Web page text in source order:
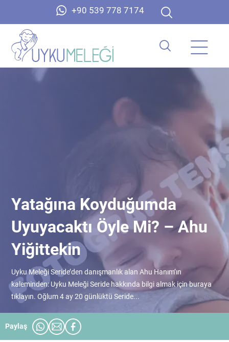
+90 539 778 7174
Yatağına Koyduğumda
Uyuyacaktı Öyle Mi? – Ahu
Yiğittekin
Uyku Meleği Seride’den danışmanlık alan Ahu Hanım’ın
kaleminden: Uyku Meleği Seride hakkında bilgi almak için buraya
tıklayın. Oğlum 4 ay 20 günlüktü Seride...
Paylaş